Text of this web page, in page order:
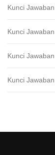
Kunci
Kunci
Kunci
Kunci